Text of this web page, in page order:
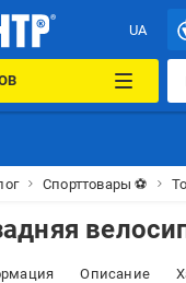
UA
Спорттовары ⚽
Описание